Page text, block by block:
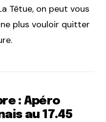
Têtue, on peut vous
plus vouloir quitter
: Apéro
au 17.45